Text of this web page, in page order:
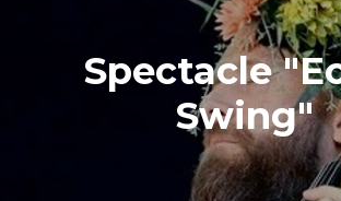
Spectacle
Swing"